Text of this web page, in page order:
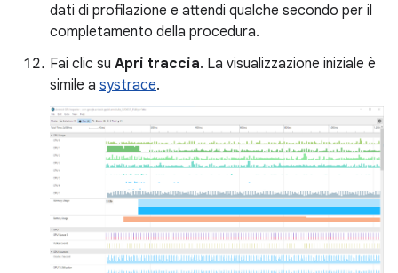
dati di profilazione e attendi qualche secondo per il
completamento della procedura.
Fai clic su Apri traccia. La visualizzazione iniziale è
simile a systrace.